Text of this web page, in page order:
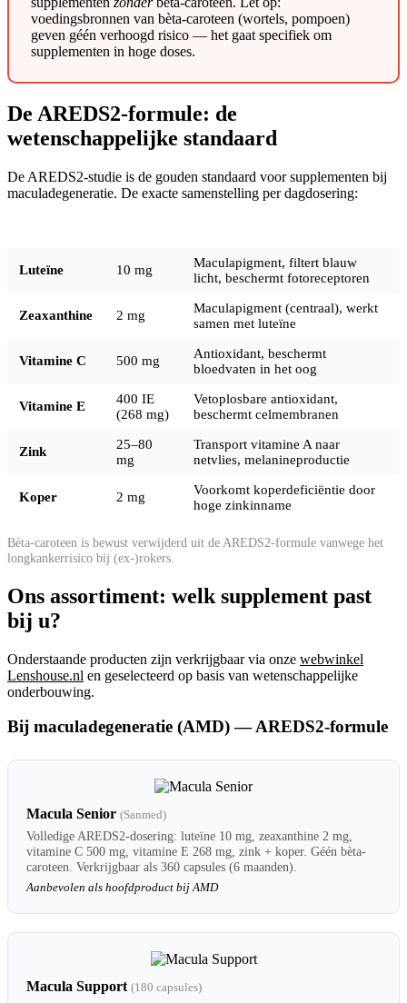
voedingsbronnen van bèta-caroteen (wortels, pompoen)
geven géén verhoogd risico — het gaat specifiek om
supplementen in hoge doses.
De AREDS2-formule: de
wetenschappelijke standaard
De AREDS2-studie is de gouden standaard voor supplementen bij
maculadegeneratie. De exacte samenstelling per dagdosering:
Luteïne 10 mg
Maculapigment, filtert blauw
licht, beschermt fotoreceptoren
Zeaxanthine 2 mg
Maculapigment (centraal), werkt
samen met luteïne
Vitamine C 500 mg
Antioxidant, beschermt
bloedvaten in het oog
Vitamine E
400 IE
(268 mg)
Vetoplosbare antioxidant,
beschermt celmembranen
Zink
25–80
mg
Transport vitamine A naar
netvlies, melanineproductie
Koper 2 mg
Voorkomt koperdeficiëntie door
hoge zinkinname
Bèta-caroteen is bewust verwijderd uit de AREDS2-formule vanwege het
longkankerrisico bij (ex-)rokers.
Ons assortiment: welk supplement past
bij u?
Onderstaande producten zijn verkrijgbaar via onze webwinkel
Lenshouse.nl en geselecteerd op basis van wetenschappelijke
onderbouwing.
Bij maculadegeneratie (AMD) — AREDS2-formule
Macula Senior (Sanmed)
Volledige AREDS2-dosering: luteïne 10 mg, zeaxanthine 2 mg,
vitamine C 500 mg, vitamine E 268 mg, zink + koper. Géén bèta-
caroteen. Verkrijgbaar als 360 capsules (6 maanden).
Aanbevolen als hoofdproduct bij AMD
Macula Support (180 capsules)